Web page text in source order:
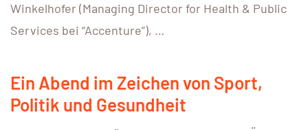
Winkelhofer (Managing Director for Health & Public
Services bei “Accenture”), …
Ein Abend im Zeichen von Sport,
Politik und Gesundheit